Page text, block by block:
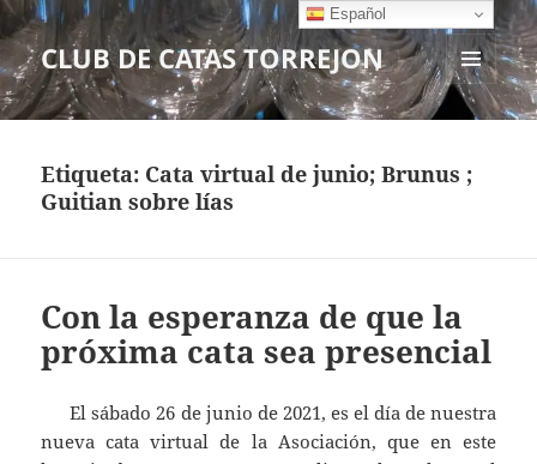
CLUB DE CATAS TORREJON
MENÚ
Y
Etiqueta: Cata virtual de junio; Brunus ;
Guitian sobre lías
Con la esperanza de que la
próxima cata sea presencial
El sábado 26 de junio de 2021, es el día de nuestra
nueva cata virtual de la Asociación, que en este
Español